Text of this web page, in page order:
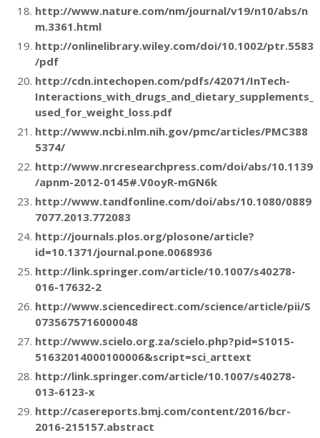
http://www.nature.com/nm/journal/v19/n10/abs/n
m.3361.html
http://onlinelibrary.wiley.com/doi/10.1002/ptr.5583
/pdf
http://cdn.intechopen.com/pdfs/42071/InTech-
Interactions_with_drugs_and_dietary_supplements_
used_for_weight_loss.pdf
http://www.ncbi.nlm.nih.gov/pmc/articles/PMC388
5374/
http://www.nrcresearchpress.com/doi/abs/10.1139
/apnm-2012-0145#.V0oyR-mGN6k
http://www.tandfonline.com/doi/abs/10.1080/0889
7077.2013.772083
http://journals.plos.org/plosone/article?
id=10.1371/journal.pone.0068936
http://link.springer.com/article/10.1007/s40278-
016-17632-2
http://www.sciencedirect.com/science/article/pii/S
0735675716000048
http://www.scielo.org.za/scielo.php?pid=S1015-
51632014000100006&script=sci_arttext
http://link.springer.com/article/10.1007/s40278-
013-6123-x
http://casereports.bmj.com/content/2016/bcr-
2016-215157.abstract